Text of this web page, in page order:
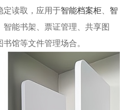
定读取，应用于智能档案柜
智
智能书架、票证管理、共享图
馆等文件管理场合。